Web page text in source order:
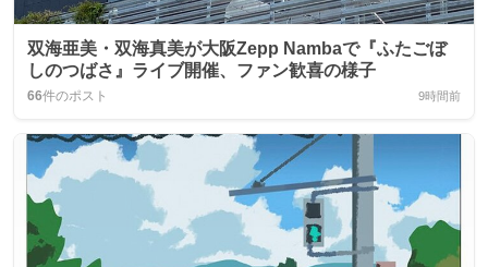
双海亜美・双海真美が大阪Zepp Nambaで『ふたごぼ
しのつばさ』ライブ開催、ファン歓喜の様子
66件のポスト 9時間前